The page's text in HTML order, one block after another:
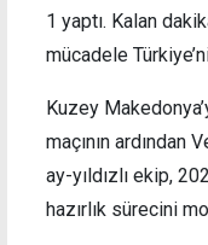
1 yaptı. Kalan
mücadele
Kuzey
maçının ardından
ay-yıldızlı ekip,
hazırlık sürecini